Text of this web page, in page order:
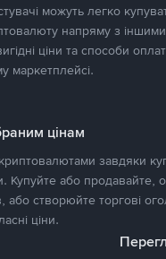
можуть легко
напряму з
ціни та способи
маркетплейсі.
цінам
завдяки
Купуйте або продавайте,
або створюйте торгові
ціни.